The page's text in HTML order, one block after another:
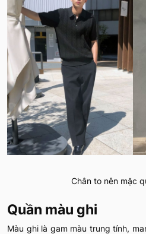
Chân to nên mặc
Quần màu ghi
Màu ghi là gam màu trung tính,